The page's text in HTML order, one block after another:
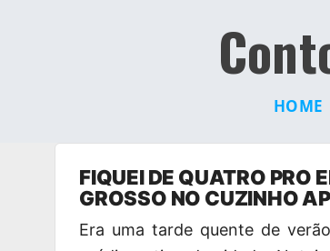
HOME
FIQUEI DE QUATRO PRO
GROSSO NO CUZINHO
Era uma tarde quente de